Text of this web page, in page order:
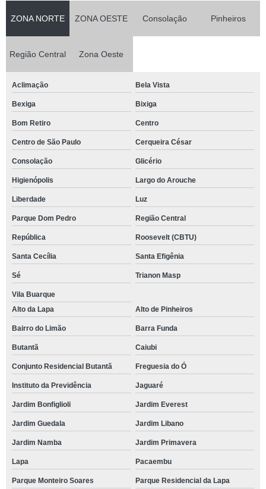
ZONA NORTE ZONA OESTE Consolação Pinheiros
Região Central Zona Oeste
Aclimação Bela Vista
Bexiga Bixiga
Bom Retiro Centro
Centro de São Paulo Cerqueira César
Consolação Glicério
Higienópolis Largo do Arouche
Liberdade Luz
Parque Dom Pedro Região Central
República Roosevelt (CBTU)
Santa Cecília Santa Efigênia
Sé Trianon Masp
Vila Buarque
Alto da Lapa
Alto de Pinheiros
Bairro do Limão Barra Funda
Butantã Caiubi
Conjunto Residencial Butantã Freguesia do Ó
Instituto da Previdência Jaguaré
Jardim Bonfiglioli Jardim Everest
Jardim Guedala Jardim Libano
Jardim Namba Jardim Primavera
Lapa Pacaembu
Parque Monteiro Soares Parque Residencial da Lapa